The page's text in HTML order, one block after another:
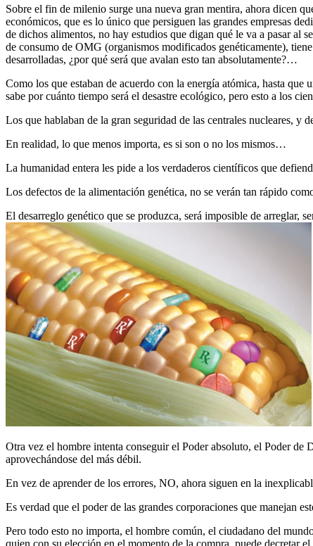
Sobre el fin de milenio surge una nueva gran mentira, ahora dicen
económicos, que es lo único que persiguen las grandes empresas
de dichos alimentos, no hay estudios que digan qué le va a pasar al
de consumo de OMG (organismos modificados genéticamente),
desarrolladas, ¿por qué será que avalan esto tan absolutamente?…
Como los que estaban de acuerdo con la energía atómica, hasta
sabe por cuánto tiempo será el desastre ecológico, pero esto a los
Los que hablaban de la gran seguridad de las centrales nucleares, y
En realidad, lo que menos importa, es si son o no los mismos…
La humanidad entera les pide a los verdaderos científicos que
Los defectos de la alimentación genética, no se verán tan rápido
El desarreglo genético que se produzca, será imposible de arreglar,
Otra vez el hombre intenta conseguir el Poder absoluto, el Poder
aprovechándose del más débil.
En vez de aprender de los errores, NO, ahora siguen en la
Es verdad que el poder de las grandes corporaciones que manejan
Pero todo esto no importa, el hombre común, el ciudadano del
quien con su elección en el momento de la compra, puede decretar